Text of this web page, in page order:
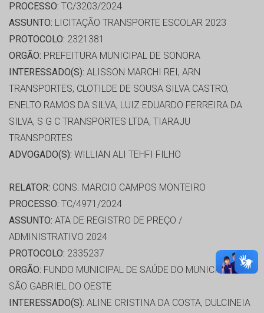
PROCESSO: TC/3203/2024
ASSUNTO: LICITAÇÃO TRANSPORTE ESCOLAR 2023
PROTOCOLO: 2321381
ORGÃO: PREFEITURA MUNICIPAL DE SONORA
INTERESSADO(S): ALISSON MARCHI REI, ARN
TRANSPORTES, CLOTILDE DE SOUSA SILVA CASTRO,
ENELTO RAMOS DA SILVA, LUIZ EDUARDO FERREIRA DA
SILVA, S G C TRANSPORTES LTDA, TIARAJU
TRANSPORTES
ADVOGADO(S): WILLIAN ALI TEHFI FILHO
RELATOR: CONS. MARCIO CAMPOS MONTEIRO
PROCESSO: TC/4971/2024
ASSUNTO: ATA DE REGISTRO DE PREÇO /
ADMINISTRATIVO 2024
PROTOCOLO: 2335237
ORGÃO: FUNDO MUNICIPAL DE SAÚDE DO MUNICÍPIO DE
SÃO GABRIEL DO OESTE
INTERESSADO(S): ALINE CRISTINA DA COSTA, DULCINEIA